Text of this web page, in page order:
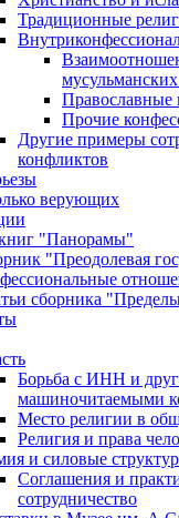
Традиционные
Прочие
Другие примеры
конфликтов
верующих
"Панорамы"
"Преодолевая
сборника
Борьба с ИНН и
машиночитаемыми
Место религии в
Религия и права
и силовые
Соглашения и
сотрудничество